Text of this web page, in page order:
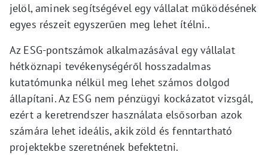
jelöl, aminek segítségével egy vállalat működésének
egyes részeit egyszerűen meg lehet ítélni..
Az ESG-pontszámok alkalmazásával egy vállalat
hétköznapi tevékenységéről hosszadalmas
kutatómunka nélkül meg lehet számos dolgod
állapítani. Az ESG nem pénzügyi kockázatot vizsgál,
ezért a keretrendszer használata elsősorban azok
számára lehet ideális, akik zöld és fenntartható
projektekbe szeretnének befektetni.